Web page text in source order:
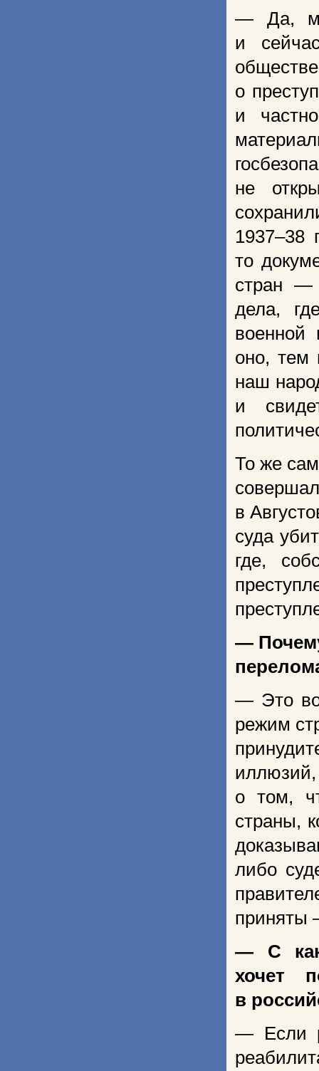
— Да,
и
о
и
не
1937–38
то
стран —
дела,
военной
оно, тем
наш
и
То же
в
суда
где,
—
— Это
режим
о том,
страны,
либо
приняты
— С
хочет
в
— Если